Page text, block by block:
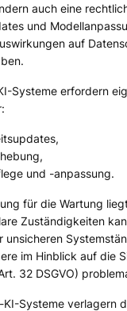
auch eine
und
auf
Systeme erfordern
und -anpassung.
für die Wartung
Zuständigkeiten
unsicheren
im Hinblick auf die
32 DSGVO)
KI-Systeme verlagern